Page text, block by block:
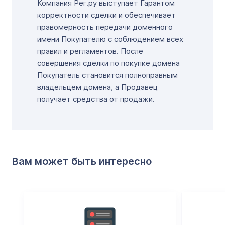
Компания Рег.ру выступает Гарантом
корректности сделки и обеспечивает
правомерность передачи доменного
имени Покупателю с соблюдением всех
правил и регламентов. После
совершения сделки по покупке домена
Покупатель становится полноправным
владельцем домена, а Продавец
получает средства от продажи.
Вам может быть интересно